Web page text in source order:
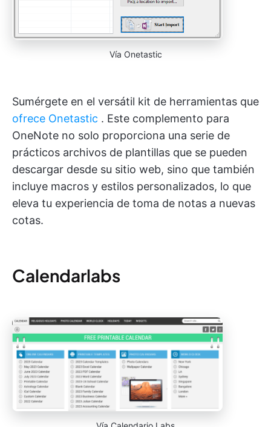
Vía Onetastic
Sumérgete en el versátil kit de herramientas que
ofrece Onetastic . Este complemento para
OneNote no solo proporciona una serie de
prácticos archivos de plantillas que se pueden
descargar desde su sitio web, sino que también
incluye macros y estilos personalizados, lo que
eleva tu experiencia de toma de notas a nuevas
cotas.
Calendarlabs